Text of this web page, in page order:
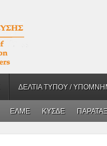
ΔΕΛΤΙΑ ΤΥΠΟΥ /
ΕΛΜΕ ΚΥΣΔΕ